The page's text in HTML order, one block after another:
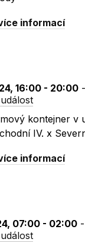
informací
16:00 - 20:00 -
kontejner v
IV. x
informací
07:00 - 02:00 -